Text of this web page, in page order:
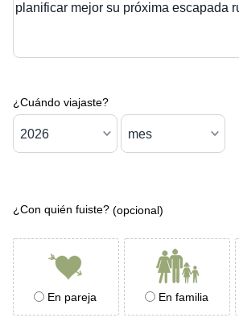
planificar mejor su próxima escapada
¿Cuándo viajaste?
¿Con quién fuiste? (opcional)
En pareja En familia